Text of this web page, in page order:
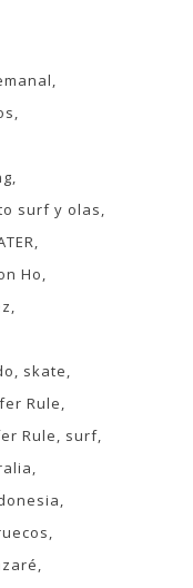
surf y olas
Ho
skate
Rule
Rule
surf